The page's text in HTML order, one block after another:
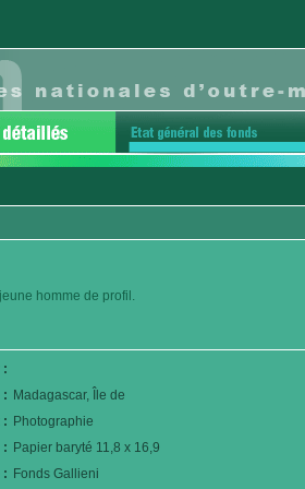
homme de profil.
:
: Madagascar, Île de
: Photographie
: Papier baryté 11,8 x 16,9
: Fonds Gallieni